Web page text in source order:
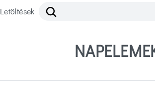
Letöltések